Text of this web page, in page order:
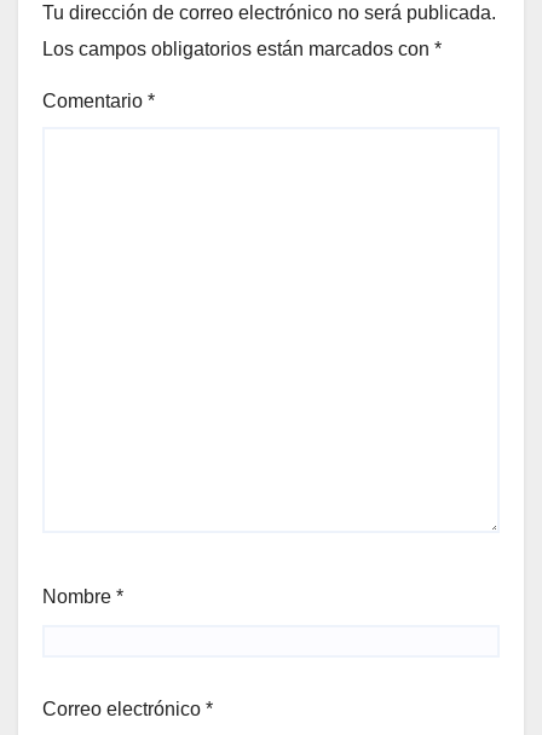
Tu dirección de correo electrónico no será publicada.
Los campos obligatorios están marcados con *
Comentario *
Nombre *
Correo electrónico *